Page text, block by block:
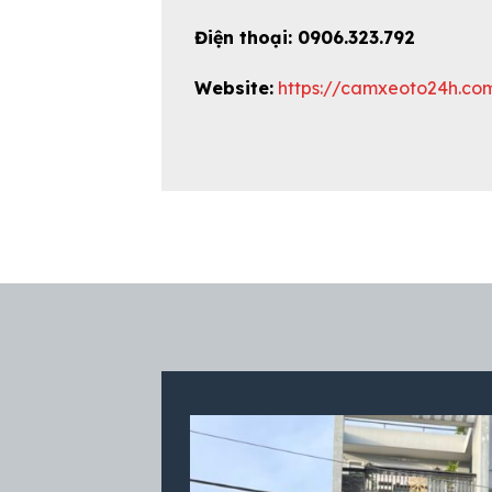
Điện thoại: 0906.323.792
Website: https://